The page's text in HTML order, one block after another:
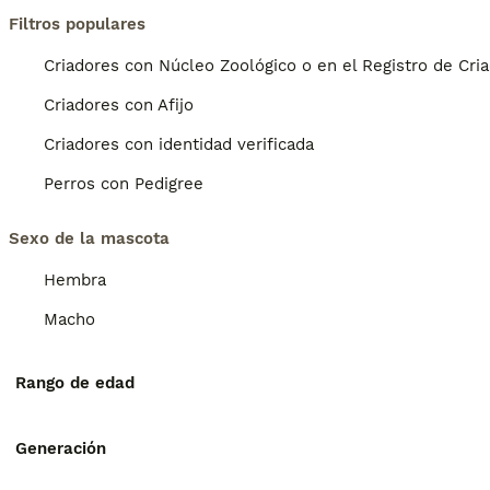
Filtros populares
Criadores con Núcleo Zoológico o en el Registro de
Criadores con Afijo
Criadores con identidad verificada
Perros con Pedigree
Sexo de la mascota
Hembra
Macho
Rango de edad
Generación